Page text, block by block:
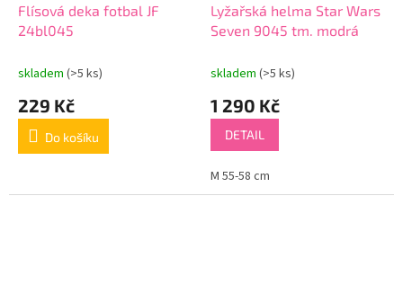
Flísová deka fotbal JF
24bl045
skladem (>5 ks)
229 Kč
Do košíku
Lyžařská helma Star Wars
Seven 9045 tm. modrá
skladem (>5 ks)
1 290 Kč
DETAIL
M 55-58 cm